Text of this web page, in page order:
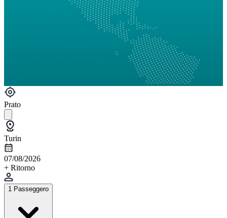
Prato
Turin
07/08/2026
+ Ritorno
1 Passeggero